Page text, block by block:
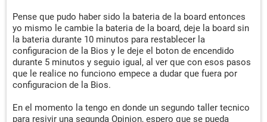
Pense que pudo haber sido la bateria de la board entonces
yo mismo le cambie la bateria de la board, deje la board sin
la bateria durante 10 minutos para restablecer la
configuracion de la Bios y le deje el boton de encendido
durante 5 minutos y seguio igual, al ver que con esos pasos
que le realice no funciono empece a dudar que fuera por
configuracion de la Bios.
En el momento la tengo en donde un segundo taller tecnico
para resivir una segunda Opinion, espero que se pueda